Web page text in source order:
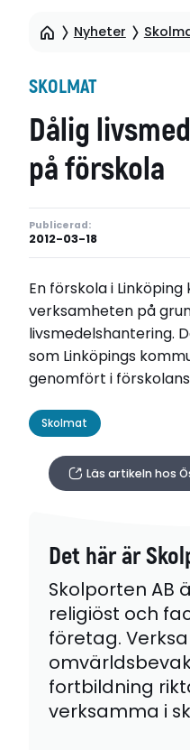
Nyheter
SKOLMAT
Dålig
på förskola
Publicerad:
2012-03-18
En förskola i
verksamheten på
livsmedelshantering.
som Linköpings
genomfört i
Skolmat
Läs artikeln hos
Det här är
Skolporten AB
religiöst och
företag.
fortbildning
verksamma i